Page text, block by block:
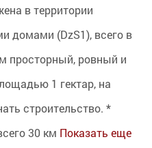
в территории
домами (DzS1), всего в
просторный, ровный и
1 гектар, на
строительство. *
30 км Показать еще